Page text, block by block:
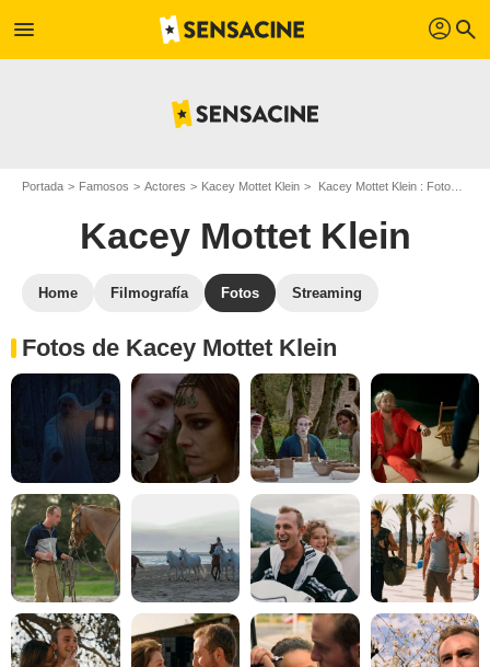
menu profil search
Portada Famosos Actores Kacey Mottet Klein Kacey Mottet Klein : Fotos de sus películas y series
Kacey Mottet Klein
Home Filmografía Fotos Streaming
Fotos de Kacey Mottet Klein